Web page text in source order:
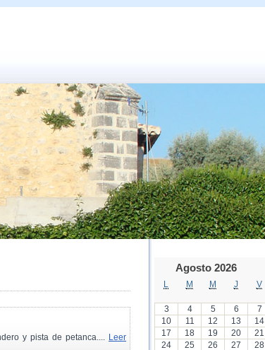
y pista de petanca.... Leer
Agosto 2026
M M J V
3
4 5 6 7
10
11 12 13 14
17
18 19 20 21
24
25 26 27 28